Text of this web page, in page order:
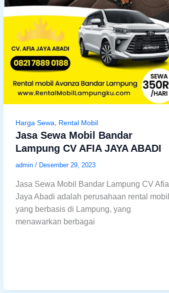
Harga Sewa, Rental Mobil
Jasa Sewa Mobil Bandar
Lampung CV AFIA JAYA ABADI
admin/ Desember 29, 2023
Jasa Sewa Mobil Bandar Lampung CV Afia
Jaya Abadi adalah perusahaan rental mobil
yang berbasis di Lampung, yang
menawarkan berbagai